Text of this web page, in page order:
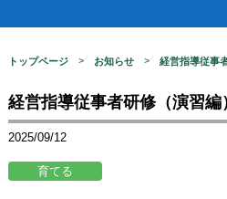
トップページ お知らせ 経営指導従事
経営指導従事者研修（演習編
2025/09/12